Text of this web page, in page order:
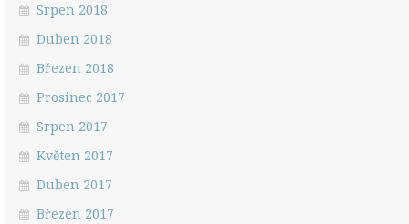
Srpen 2018
Duben 2018
Březen 2018
Prosinec 2017
Srpen 2017
Květen 2017
Duben 2017
Březen 2017